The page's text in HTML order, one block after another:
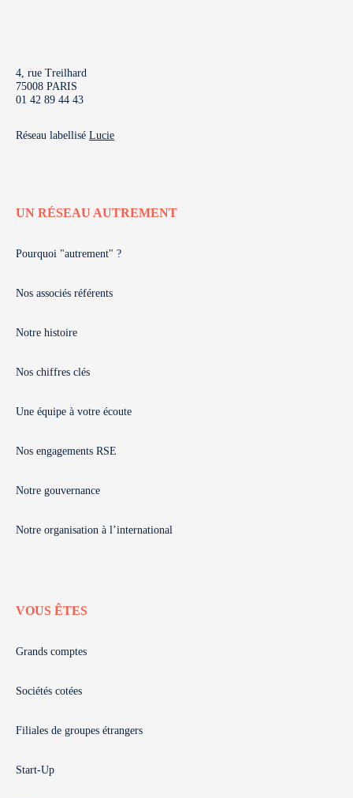
4, rue Treilhard
75008 PARIS
01 42 89 44 43
Réseau labellisé Lucie
UN RÉSEAU AUTREMENT
Pourquoi "autrement" ?
Nos associés référents
Notre histoire
Nos chiffres clés
Une équipe à votre écoute
Nos engagements RSE
Notre gouvernance
Notre organisation à l’international
VOUS ÊTES
Grands comptes
Sociétés cotées
Filiales de groupes étrangers
Start-Up